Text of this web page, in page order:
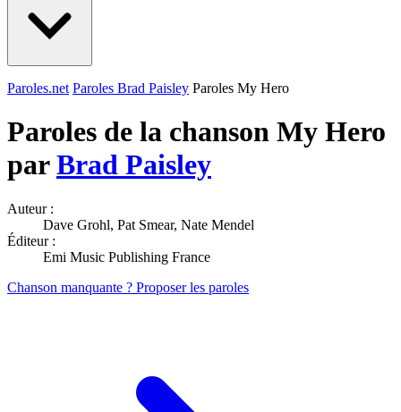
Paroles.net Paroles Brad Paisley Paroles My Hero
Paroles de la chanson My Hero
parBrad Paisley
Auteur :
Dave Grohl, Pat Smear, Nate Mendel
Éditeur :
Emi Music Publishing France
Chanson manquante ? Proposer les paroles